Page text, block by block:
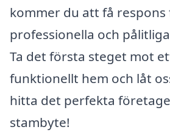
kommer du att få respons
professionella och
Ta det första steget mot
funktionellt hem och låt
hitta det perfekta
stambyte!